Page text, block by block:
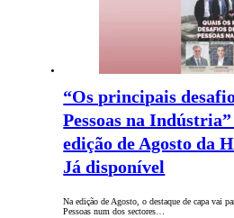
“Os principais
Pessoas na
edição de Agosto da
Já disponível
Na edição de Agosto, o destaque de capa vai
Pessoas num dos sectores…